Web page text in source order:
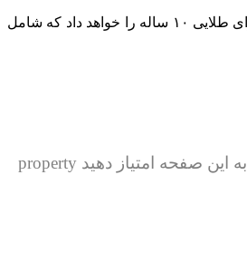
به ارزش ۷۵۰,۰۰۰ درهم یا بیشتر از آپارتمان سدری، می‌توانید ویزای ۲ ساله دریافت کنید. همچنین خرید ملک به ارزش ۲ میلیون درهم به شما ویزای طلایی ۱۰ ساله را خواهد داد که شامل
به این صفحه امتیاز دهید property